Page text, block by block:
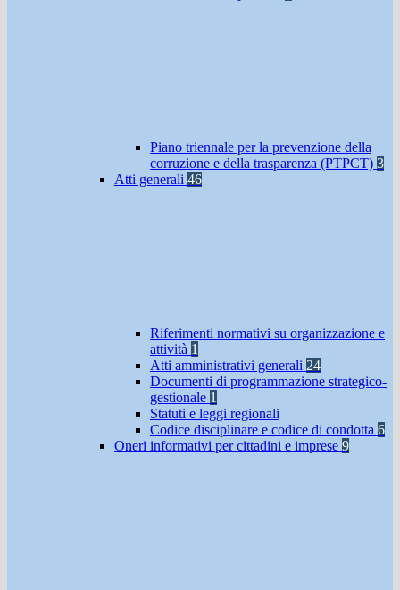
Piano triennale per la prevenzione della
corruzione e della trasparenza (PTPCT) 3
Atti generali 46
Riferimenti normativi su organizzazione e
attività 1
Atti amministrativi generali 24
Documenti di programmazione strategico-
gestionale 1
Statuti e leggi regionali
Codice disciplinare e codice di condotta 6
Oneri informativi per cittadini e imprese 9